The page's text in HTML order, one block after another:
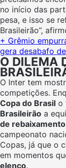
no início das
pesa, e isso se
Brasileirão”,
+ Grêmio
gera desabafo
O DILEMA
O Inter tem
competições.
Copa do Brasil o
Brasileirão a
de rebaixamento
campeonato
Copas, já que o
em momentos
elenco.